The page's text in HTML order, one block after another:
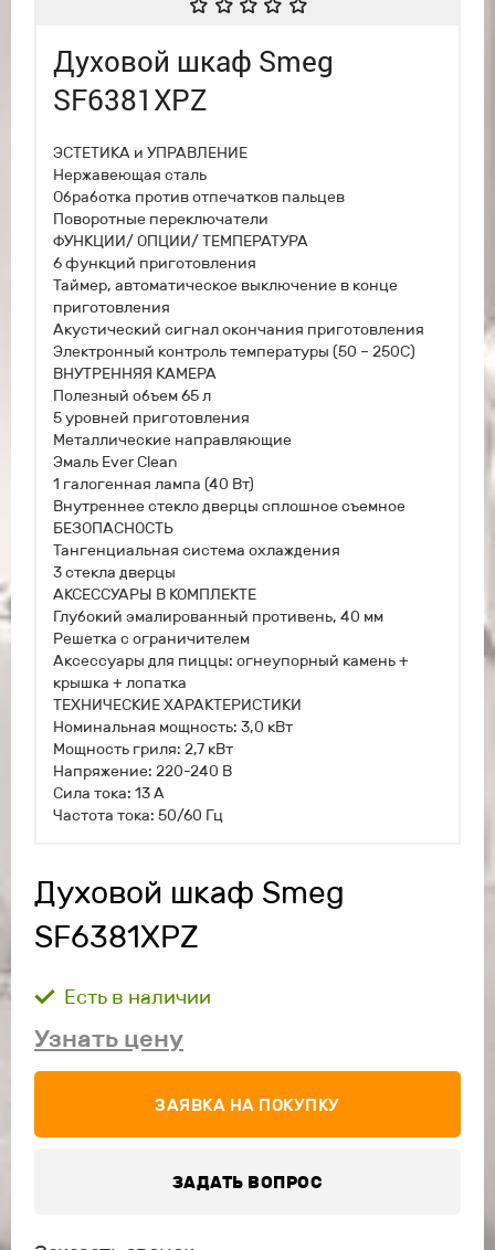
Духовой шкаф Smeg
SF6381XPZ
ЭСТЕТИКА и УПРАВЛЕНИЕ
Нержавеющая сталь
Обработка против отпечатков пальцев
Поворотные переключатели
ФУНКЦИИ/ ОПЦИИ/ ТЕМПЕРАТУРА
6 функций приготовления
Таймер, автоматическое выключение в конце
приготовления
Акустический сигнал окончания приготовления
Электронный контроль температуры (50 – 250С)
ВНУТРЕННЯЯ КАМЕРА
Полезный объем 65 л
5 уровней приготовления
Металлические направляющие
Эмаль Ever Clean
1 галогенная лампа (40 Вт)
Внутреннее стекло дверцы сплошное съемное
БЕЗОПАСНОСТЬ
Тангенциальная система охлаждения
3 стекла дверцы
АКСЕССУАРЫ В КОМПЛЕКТЕ
Глубокий эмалированный противень, 40 мм
Решетка с ограничителем
Аксессуары для пиццы: огнеупорный камень +
крышка + лопатка
ТЕХНИЧЕСКИЕ ХАРАКТЕРИСТИКИ
Номинальная мощность: 3,0 кВт
Мощность гриля: 2,7 кВт
Напряжение: 220-240 В
Сила тока: 13 А
Частота тока: 50/60 Гц
Духовой шкаф Smeg
SF6381XPZ
Есть в наличии
Узнать цену
ЗАЯВКА НА ПОКУПКУ
ЗАДАТЬ ВОПРОС